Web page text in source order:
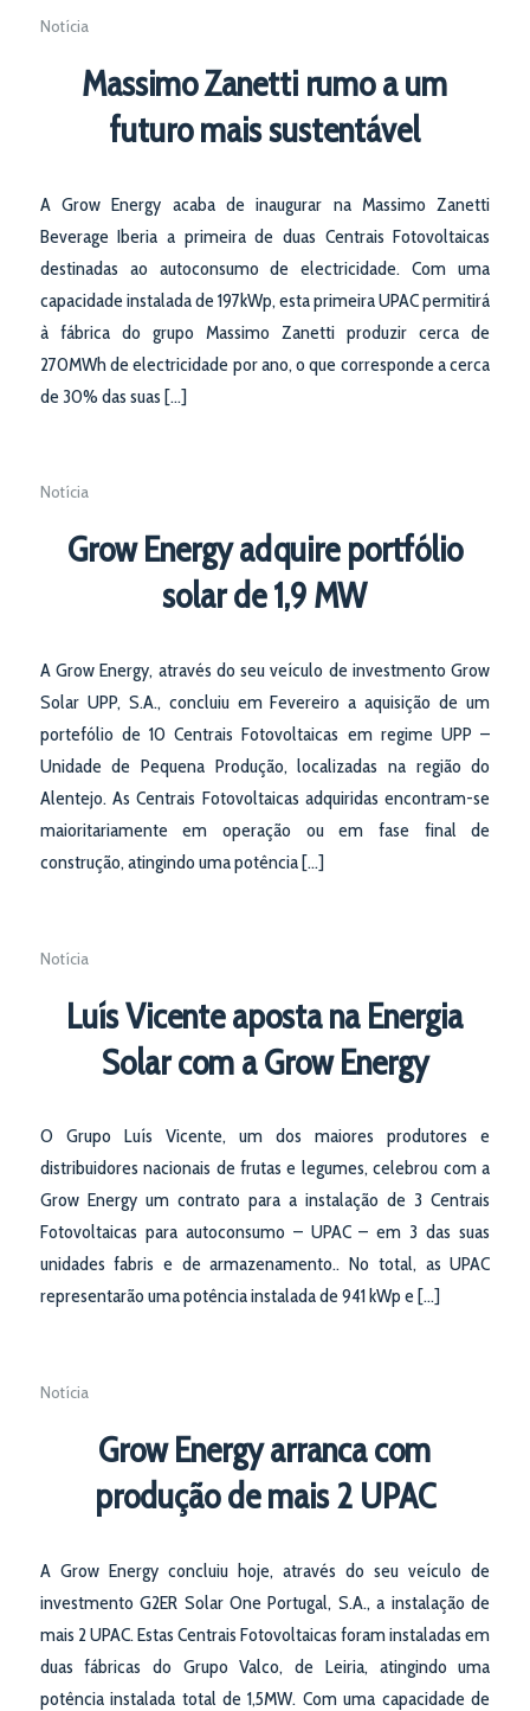
Notícia
Massimo Zanetti rumo a um
futuro mais sustentável
A Grow Energy acaba de inaugurar na Massimo Zanetti
Beverage Iberia a primeira de duas Centrais Fotovoltaicas
destinadas ao autoconsumo de electricidade. Com uma
capacidade instalada de 197kWp, esta primeira UPAC permitirá
à fábrica do grupo Massimo Zanetti produzir cerca de
270MWh de electricidade por ano, o que corresponde a cerca
de 30% das suas […]
Notícia
Grow Energy adquire portfólio
solar de 1,9 MW
A Grow Energy, através do seu veículo de investmento Grow
Solar UPP, S.A., concluiu em Fevereiro a aquisição de um
portefólio de 10 Centrais Fotovoltaicas em regime UPP –
Unidade de Pequena Produção, localizadas na região do
Alentejo. As Centrais Fotovoltaicas adquiridas encontram-se
maioritariamente em operação ou em fase final de
construção, atingindo uma potência […]
Notícia
Luís Vicente aposta na Energia
Solar com a Grow Energy
O Grupo Luís Vicente, um dos maiores produtores e
distribuidores nacionais de frutas e legumes, celebrou com a
Grow Energy um contrato para a instalação de 3 Centrais
Fotovoltaicas para autoconsumo – UPAC – em 3 das suas
unidades fabris e de armazenamento.. No total, as UPAC
representarão uma potência instalada de 941 kWp e […]
Notícia
Grow Energy arranca com
produção de mais 2 UPAC
A Grow Energy concluiu hoje, através do seu veículo de
investmento G2ER Solar One Portugal, S.A., a instalação de
mais 2 UPAC. Estas Centrais Fotovoltaicas foram instaladas em
duas fábricas do Grupo Valco, de Leiria, atingindo uma
potência instalada total de 1,5MW. Com uma capacidade de